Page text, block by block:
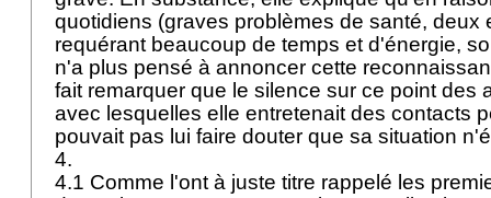
quotidiens (graves problèmes de santé, deux
requérant beaucoup de temps et d'énergie,
n'a plus pensé à annoncer cette
fait remarquer que le silence sur ce point des
avec lesquelles elle entretenait des contacts
pouvait pas lui faire douter que sa situation
4.
4.1 Comme l'ont à juste titre rappelé les